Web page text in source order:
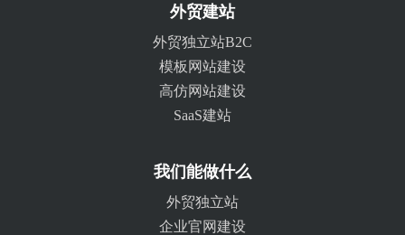
外贸建站
外贸独立站B2C
模板网站建设
高仿网站建设
SaaS建站
我们能做什么
外贸独立站
企业官网建设